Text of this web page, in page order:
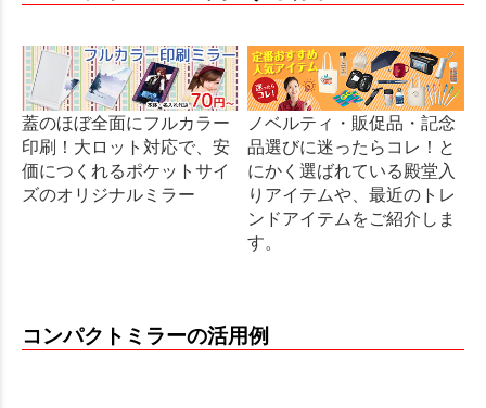
蓋のほぼ全面にフルカラー
印刷！大ロット対応で、安
価につくれるポケットサイ
ズのオリジナルミラー
ノベルティ・販促品・記念
品選びに迷ったらコレ！と
にかく選ばれている殿堂入
りアイテムや、最近のトレ
ンドアイテムをご紹介しま
す。
コンパクトミラーの活用例